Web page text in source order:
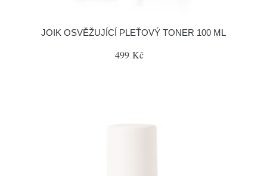
JOIK OSVĚŽUJÍCÍ PLEŤOVÝ TONER 100 ML
499 Kč